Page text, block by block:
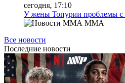
сегодня, 17:10
У жены Топурии проблемы
MMA
Все новости
Последние новости